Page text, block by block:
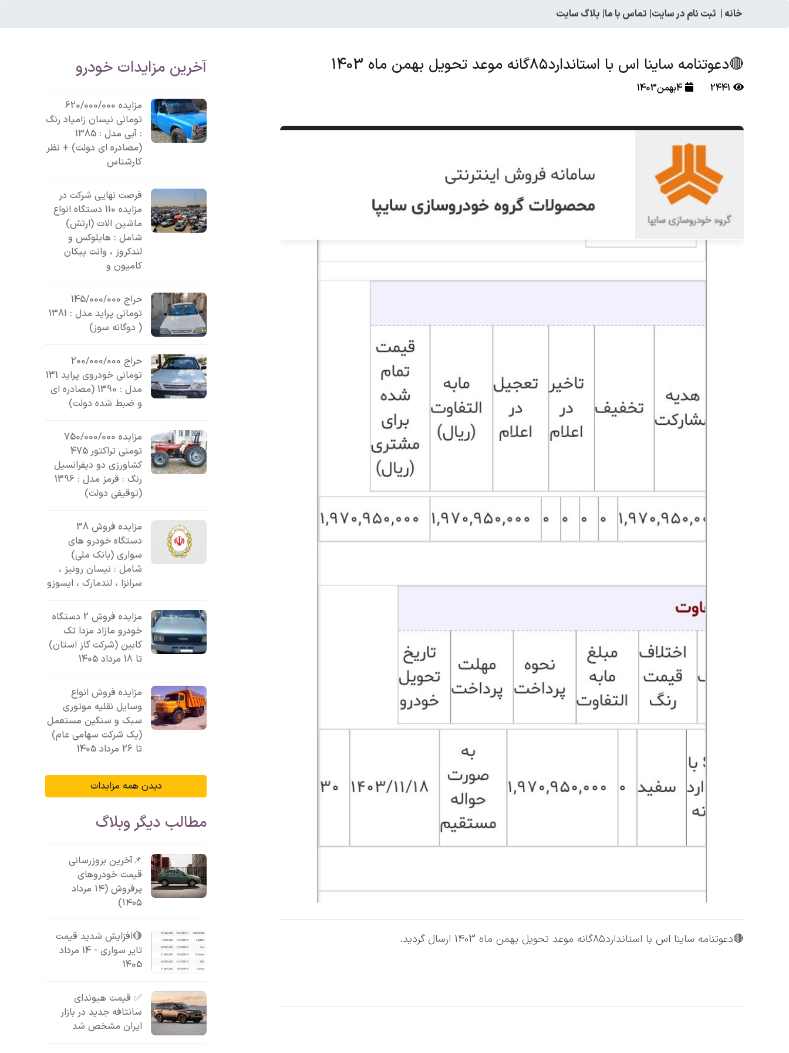
خانه | ثبت نام در سایت| تماس با ما| بلاگ سایت
🔴دعوتنامه ساینا اس با استاندارد۸۵گانه موعد تحویل بهمن ماه 1403
2441 4بهمن1403
🔴دعوتنامه ساینا اس با استاندارد۸۵گانه موعد تحویل بهمن ماه 1403 ارسال گردید.
آخرین مزایدات خودرو
مزایده 620/000/000
تومانی نیسان زامیاد رنگ
: آبی مدل : 1385
(مصادره ای دولت) + نظر
کارشناس
فرصت نهایی شرکت در
مزایده 110 دستگاه انواع
ماشین الات (ارتش)
شامل : هایلوکس و
لندکروز ، وانت پیکان
کامیون و
حراج 145/000/000
تومانی پراید مدل : 1381
( دوگانه سوز)
حراج 200/000/000
تومانی خودروی پراید 131
مدل : 1390 (مصادره ای
و ضبط شده دولت)
مزایده 750/000/000
تومنی تراکتور 475
کشاورزی دو دیفرانسیل
رنگ : قرمز مدل : 1396
(توقیفی دولت)
مزایده فروش 38
دستگاه خودرو های
سواری (بانک ملی)
شامل : نیسان رونیز ،
سرانزا ، لندمارک ، ایسوزو
مزایده فروش 2 دستگاه
خودرو مازاد مزدا تک
کابین (شرکت گاز استان)
تا 18 مرداد 1405
مزایده فروش انواع
وسایل نقلیه موتوری
سبک و سنگین مستعمل
(یک شرکت سهامی عام)
تا 26 مرداد 1405
دیدن همه مزایدات
مطالب دیگر وبلاگ
📌آخرین بروزرسانی
قیمت خودروهای
پرفروش (۱۴ مرداد
۱۴۰۵)
🔴افزایش شدید قیمت
تایر سواری - 14 مرداد
1405
✅ قیمت هیوندای
سانتافه جدید در بازار
ایران مشخص شد